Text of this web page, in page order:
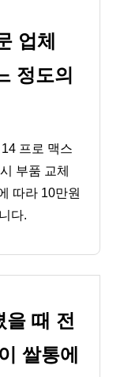
업체
정도의
프로 맥스
부품 교체
따라 10만원
다.
을 때 전
쌀통에